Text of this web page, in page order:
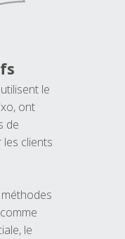
le
ont
de
clients
le